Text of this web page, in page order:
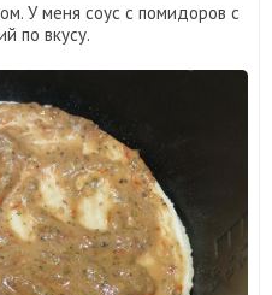
У меня соус с помидоров с
по вкусу.